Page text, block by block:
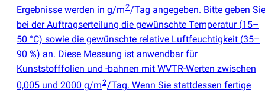
Ergebnisse werden in g/m2/Tag angegeben. Bitte geben Sie
bei der Auftragserteilung die gewünschte Temperatur (15–
50 °C) sowie die gewünschte relative Luftfeuchtigkeit (35–
90 %) an. Diese Messung ist anwendbar für
Kunststofffolien und -bahnen mit WVTR-Werten zwischen
0,005 und 2000 g/m2/Tag. Wenn Sie stattdessen fertige